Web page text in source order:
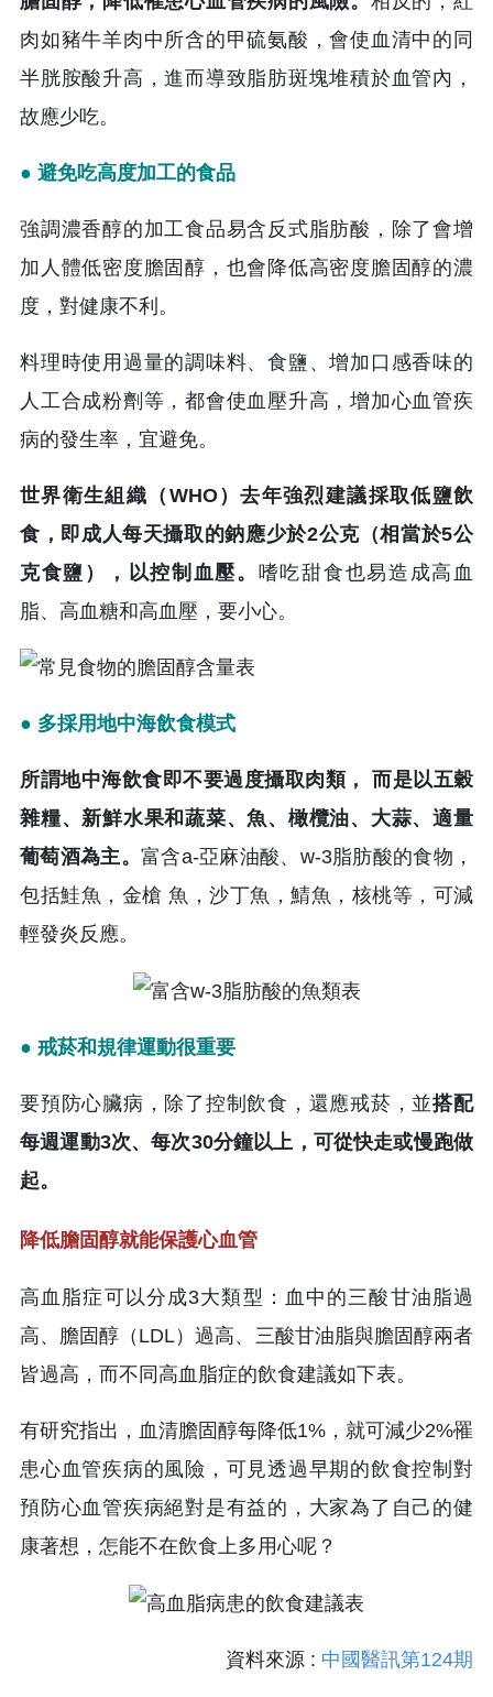
肉如豬牛羊肉中所含的甲硫氨酸，會使血清中的同
半胱胺酸升高，進而導致脂肪斑塊堆積於血管內，
故應少吃。
● 避免吃高度加工的食品
強調濃香醇的加工食品易含反式脂肪酸，除了會增
加人體低密度膽固醇，也會降低高密度膽固醇的濃
度，對健康不利。
料理時使用過量的調味料、食鹽、增加口感香味的
人工合成粉劑等，都會使血壓升高，增加心血管疾
病的發生率，宜避免。
世界衛生組織（WHO）去年強烈建議採取低鹽飲
食，即成人每天攝取的鈉應少於2公克（相當於5公
克食鹽），以控制血壓。 嗜吃甜食也易造成高血
脂、高血糖和高血壓，要小心。
● 多採用地中海飲食模式
所謂地中海飲食即不要過度攝取肉類， 而是以五穀
雜糧、新鮮水果和蔬菜、魚、橄欖油、大蒜、適量
葡萄酒為主。 富含a-亞麻油酸、w-3脂肪酸的食物，
包括鮭魚，金槍 魚，沙丁魚，鯖魚，核桃等，可減
輕發炎反應。
● 戒菸和規律運動很重要
要預防心臟病，除了控制飲食，還應戒菸，並搭配
每週運動3次、每次30分鐘以上，可從快走或慢跑做
起。
降低膽固醇就能保護心血管
高血脂症可以分成3大類型：血中的三酸甘油脂過
高、膽固醇（LDL）過高、三酸甘油脂與膽固醇兩者
皆過高，而不同高血脂症的飲食建議如下表。
有研究指出，血清膽固醇每降低1%，就可減少2%罹
患心血管疾病的風險，可見透過早期的飲食控制對
預防心血管疾病絕對是有益的，大家為了自己的健
康著想，怎能不在飲食上多用心呢？
資料來源 : 中國醫訊第124期